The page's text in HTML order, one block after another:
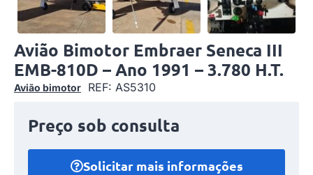
Avião Bimotor Embraer Seneca III
EMB-810D – Ano 1991 – 3.780 H.T.
Avião bimotor REF: AS5310
Preço sob consulta
Solicitar mais informações